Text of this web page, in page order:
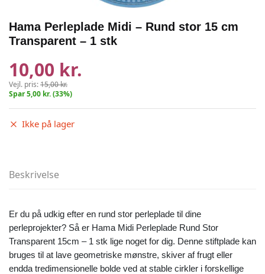
Hama Perleplade Midi – Rund stor 15 cm
Transparent – 1 stk
10,00 kr.
Vejl. pris:15,00 kr.
Spar 5,00 kr. (33%)
Ikke på lager
Beskrivelse
Er du på udkig efter en rund stor perleplade til dine
perleprojekter? Så er Hama Midi Perleplade Rund Stor
Transparent 15cm – 1 stk lige noget for dig. Denne stiftplade kan
bruges til at lave geometriske mønstre, skiver af frugt eller
endda tredimensionelle bolde ved at stable cirkler i forskellige